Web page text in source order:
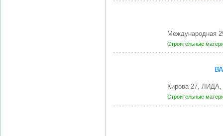
Международная
Строительные
Кирова 27, ЛИДА,
Строительные